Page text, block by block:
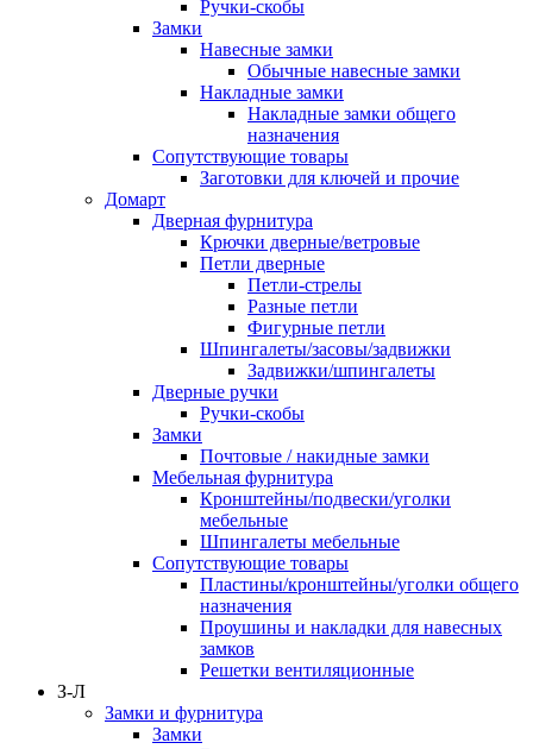
Ручки-скобы
Замки
Навесные замки
Обычные навесные замки
Накладные замки
Накладные замки общего
назначения
Сопутствующие товары
Заготовки для ключей и прочие
Домарт
Дверная фурнитура
Крючки дверные/ветровые
Петли дверные
Петли-стрелы
Разные петли
Фигурные петли
Шпингалеты/засовы/задвижки
Задвижки/шпингалеты
Дверные ручки
Ручки-скобы
Замки
Почтовые / накидные замки
Мебельная фурнитура
Кронштейны/подвески/уголки
мебельные
Шпингалеты мебельные
Сопутствующие товары
Пластины/кронштейны/уголки общего
назначения
Проушины и накладки для навесных
замков
Решетки вентиляционные
З-Л
Замки и фурнитура
Замки